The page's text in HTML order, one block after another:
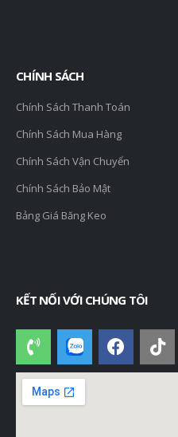
CHÍNH SÁCH
Chính Sách Thanh Toán
Chính Sách Mua Hàng
Chính Sách Vận Chuyển
Chính Sách Bảo Mật
Bảng Giá Băng Keo
KẾT NỐI VỚI CHÚNG TÔI